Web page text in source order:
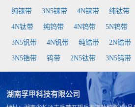
纯铼带 3N5铼带 4N铼带 纯钛带
4N钛带 纯钨带 4N钨带 5N钨带
3N5钒带 4N钒带 纯锆带 2N锆带
3N5锆带 钨带 2N5钛带 3N5钨带
湖南孚甲科技有限公司